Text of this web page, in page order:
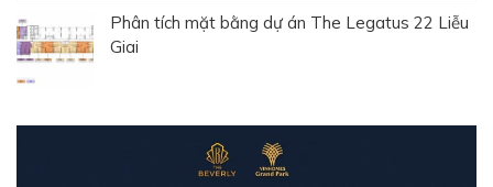
Phân tích mặt bằng dự án The Legatus 22 Liễu
Giai